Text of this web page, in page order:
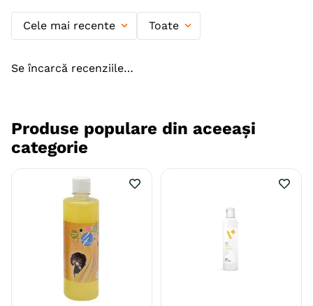
Cele mai recente Toate
Se încarcă recenziile…
Produse populare din aceeași
categorie